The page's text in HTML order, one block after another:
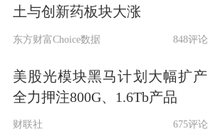
土与创新药板块大涨
东方财富Choice数据 848评论
美股光模块黑马计划大幅扩产
全力押注800G、1.6Tb产品
财联社 675评论